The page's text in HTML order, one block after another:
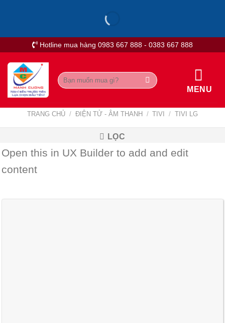
Hotline mua hàng 0983 667 888 - 0383 667 888
Tìm
kiếm:
MENU
TRANG CHỦ / ĐIỆN TỬ - ÂM THANH / TIVI / TIVI LG
LỌC
Open this in UX Builder to add and edit
content